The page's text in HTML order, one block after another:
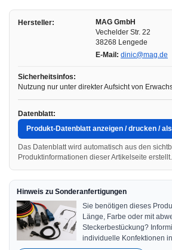
Hersteller:
MAG GmbH
Vechelder Str. 22
38268 Lengede
E-Mail: dinic@mag.de
Sicherheitsinfos:
Nutzung nur unter direkter Aufsicht von
Datenblatt:
Produkt-Datenblatt anzeigen / drucken /
Das Datenblatt wird automatisch aus den
Produktinformationen dieser Artikelseite erstellt.
Hinweis zu Sonderanfertigungen
Sie benötigen dieses
Länge, Farbe oder mit
Steckerbestückung?
individuelle Konfektionen